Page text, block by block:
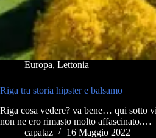
Europa, Lettonia
Riga tra storia hipster e balsamo
Riga cosa vedere? va bene… qui sotto
non ne ero rimasto molto affascinato.…
capataz
16 Maggio 2022